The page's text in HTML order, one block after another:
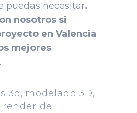
puedas necesitar.
nosotros si
en Valencia
mejores
3d, modelado 3D,
render de